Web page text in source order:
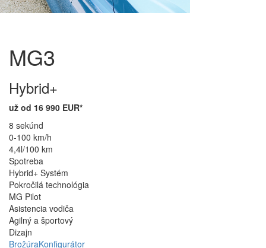
MG3
Hybrid+
už od 16 990 EUR*
8 sekúnd
0-100 km/h
4,4l/100 km
Spotreba
Hybrid+ Systém
Pokročilá technológia
MG Pilot
Asistencia vodiča
Agilný a športový
Dizajn
BrožúraKonfigurátor